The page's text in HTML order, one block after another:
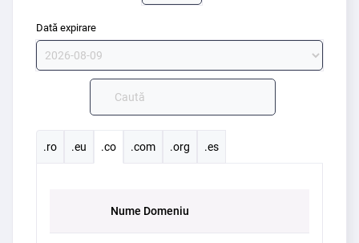
Dată expirare
.ro .eu .co .com .org .es
Nume Domeniu